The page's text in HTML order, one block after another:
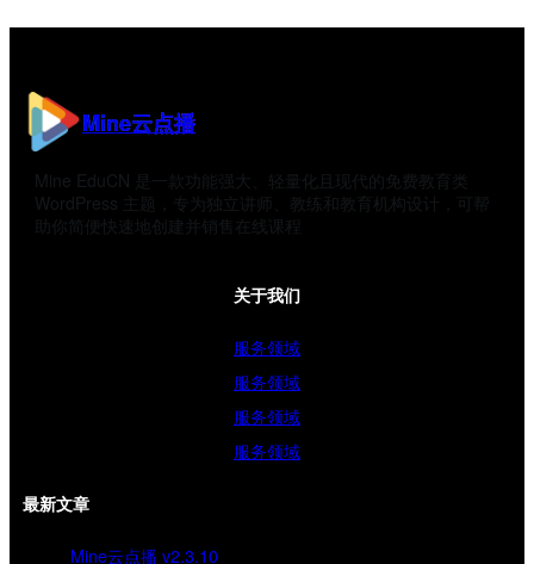
Mine云点播
Mine EduCN 是一款功能强大、轻量化且现代的免费教育类
WordPress 主题，专为独立讲师、教练和教育机构设计，可帮
助你简便快速地创建并销售在线课程
关于我们
服务领域
服务领域
服务领域
服务领域
最新文章
Mine云点播 v2.3.10